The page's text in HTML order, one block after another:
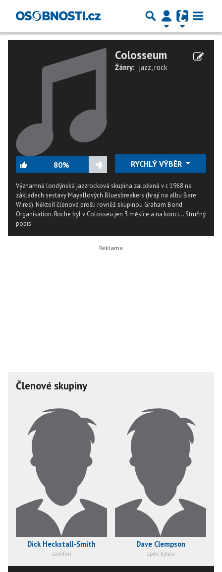
80%
Colosseum
Žánry: jazz,rock
RYCHLÝ VÝBĚR
Významná londýnská jazzrocková skupina založená v r. 1968 na
základech sestavy Mayallových Bluesbreakers (hrají na albu Bare
Wires). Někteří členové prošli rovněž skupinou Graham Bond
Organisation. Roche byl v Colosseu jen 3 měsíce a na konci...Stručný
popis
Členové skupiny
Dick Heckstall-Smith
saxofon
Dave Clempson
zpěv, kytara